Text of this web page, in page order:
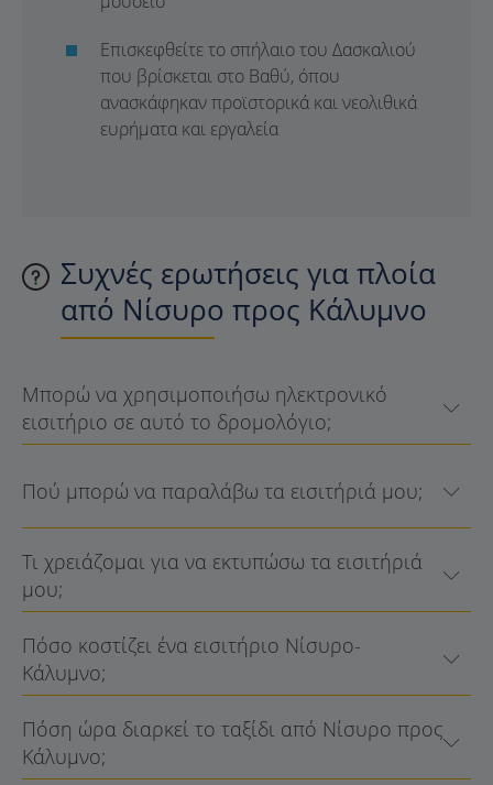
Επισκεφθείτε το σπήλαιο του Δασκαλιού
που βρίσκεται στο Βαθύ, όπου
ανασκάφηκαν προϊστορικά και νεολιθικά
ευρήματα και εργαλεία
Συχνές ερωτήσεις για πλοία
από Νίσυρο προς Κάλυμνο
Μπορώ να χρησιμοποιήσω ηλεκτρονικό
εισιτήριο σε αυτό το δρομολόγιο;
Πού μπορώ να παραλάβω τα εισιτήριά μου;
Τι χρειάζομαι για να εκτυπώσω τα εισιτήριά
μου;
Πόσο κοστίζει ένα εισιτήριο Νίσυρο-
Κάλυμνο;
Πόση ώρα διαρκεί το ταξίδι από Νίσυρο προς
Κάλυμνο;